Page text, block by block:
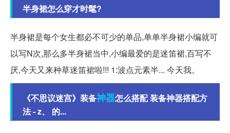
半身裙怎么穿才时髦?
半身裙是每个女生都必不可少的单品,单单半身裙小编就可
以写N次,那么多半身裙当中,小编最爱的是迷笛裙,百写不
厌,今天又来种草迷笛裙啦!!! 1:波点元素半... 今天我。
《不思议迷宫》装备神器怎么搭配 装备神器搭配方
法 - z、 的...